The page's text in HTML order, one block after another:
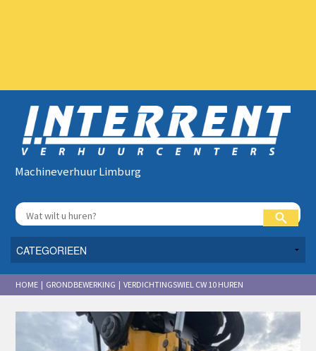
Machineverhuur Limburg
HOME | GRONDBEWERKING | VERDICHTINGSWIEL CW 10 HUREN